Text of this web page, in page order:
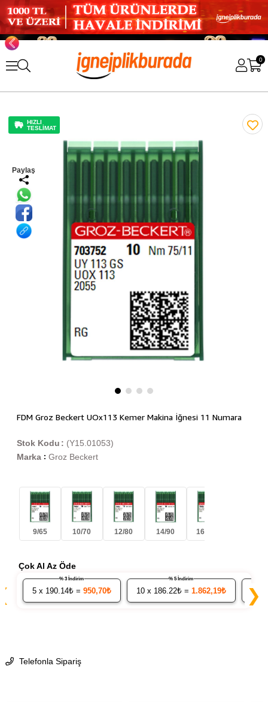
0
HIZLI
TESLİMAT
Paylaş
FDM Groz Beckert UOx113 Kemer Makina İğnesi 11 Numara
(Y15.01053)
Stok Kodu
Marka : Groz Beckert
9/65 10/70 12/80 14/90 16/100
Çok Al Az Öde
5x 190.14₺ = 950,70₺
% 3 İndirim
10x 186.22₺ = 1.862,19₺
% 5 İndirim
20
❯
Telefonla Sipariş